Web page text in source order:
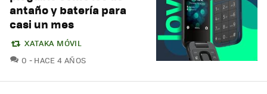
antaño y batería para
casi un mes
XATAKA MÓVIL
0 COMENTARIOS
HACE 4 AÑOS